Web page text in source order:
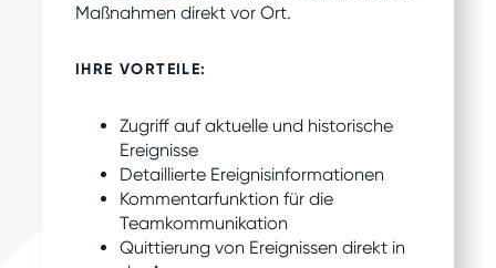
Maßnahmen direkt vor Ort.
IHRE VORTEILE:
Zugriff auf aktuelle und historische
Ereignisse
Detaillierte Ereignisinformationen
Kommentarfunktion für die
Teamkommunikation
Quittierung von Ereignissen direkt in